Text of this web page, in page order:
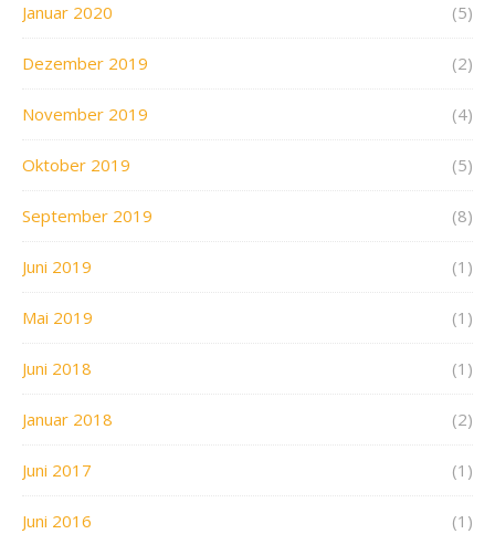
Januar 2020 (5)
Dezember 2019 (2)
November 2019 (4)
Oktober 2019 (5)
September 2019 (8)
Juni 2019 (1)
Mai 2019 (1)
Juni 2018 (1)
Januar 2018 (2)
Juni 2017 (1)
Juni 2016 (1)